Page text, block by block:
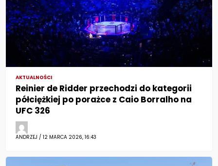
AKTUALNOŚCI
Reinier de Ridder przechodzi do kategorii
półciężkiej po porażce z Caio Borralho na
UFC 326
ANDRZEJ / 12 MARCA 2026, 16:43